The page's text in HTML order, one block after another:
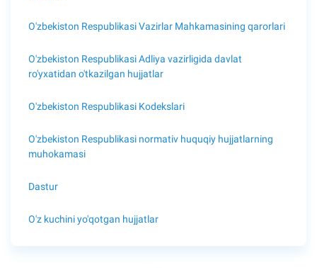
O'zbekiston Respublikasi Vazirlar Mahkamasining qarorlari
O'zbekiston Respublikasi Adliya vazirligida davlat
ro'yxatidan o'tkazilgan hujjatlar
O'zbekiston Respublikasi Kodekslari
O'zbekiston Respublikasi normativ huquqiy hujjatlarning
muhokamasi
Dastur
O'z kuchini yo'qotgan hujjatlar